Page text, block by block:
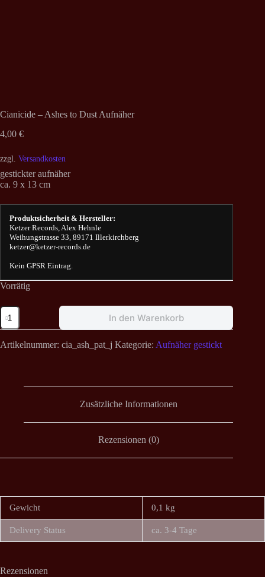
Cianicide – Ashes to Dust Aufnäher
4,00 €
zzgl. Versandkosten
gestickter aufnäher
ca. 9 x 13 cm
Produktsicherheit & Hersteller:
Ketzer Records, Alex Hehnle
Weihungstrasse 33, 89171 Illerkirchberg
ketzer@ketzer-records.de
Kein GPSR Eintrag.
Vorrätig
Cianicide
Ashes
to
Dust
In den Warenkorb
Artikelnummer: cia_ash_pat_j Kategorie: Aufnäher gestickt
Zusätzliche Informationen
Rezensionen (0)
Gewicht 0,1 kg
Delivery Status ca. 3-4 Tage
Rezensionen